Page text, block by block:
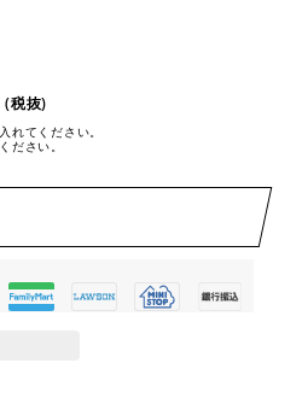
税抜)
れてください。
ださい。